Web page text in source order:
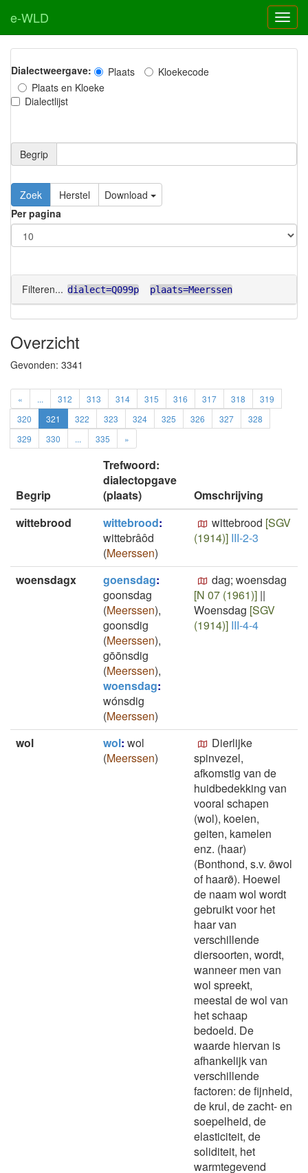
e-WLD
Dialectweergave: Plaats
Kloekecode
Plaats en Kloeke
Dialectlijst
Begrip
Zoek Herstel
Download
Per pagina
Filteren... dialect=Q099p plaats=Meerssen
Overzicht
Gevonden: 3341
« ... 312 313 314 315 316 317 318
319
320
321 322 323 324 325 326 327
328
329
330 ... 335 »
Begrip
Trefwoord:
dialectopgave
(plaats)
Omschrijving
wittebrood
wittebrood:
wittebrâôd
(Meerssen)
wittebrood [SGV
(1914)] III-2-3
woensdagx goensdag:
goonsdag
(Meerssen),
goonsdig
(Meerssen),
gōōnsdig
(Meerssen),
woensdag:
wónsdig
(Meerssen)
dag; woensdag
[N 07 (1961)] ||
Woensdag [SGV
(1914)] III-4-4
wol wol: wol
(Meerssen)
Dierlijke
spinvezel,
afkomstig van de
huidbedekking van
vooral schapen
(wol), koeien,
geiten, kamelen
enz. (haar)
(Bonthond, s.v. ø̄wol
of haarø̄). Hoewel
de naam wol wordt
gebruikt voor het
haar van
verschillende
diersoorten, wordt,
wanneer men van
wol spreekt,
meestal de wol van
het schaap
bedoeld. De
waarde hiervan is
afhankelijk van
verschillende
factoren: de fijnheid,
de krul, de zacht- en
soepelheid, de
elasticiteit, de
soliditeit, het
warmtegevend